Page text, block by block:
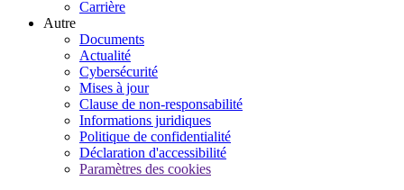
Carrière
Autre
Documents
Actualité
Cybersécurité
Mises à jour
Clause de non-responsabilité
Informations juridiques
Politique de confidentialité
Déclaration d'accessibilité
Paramètres des cookies